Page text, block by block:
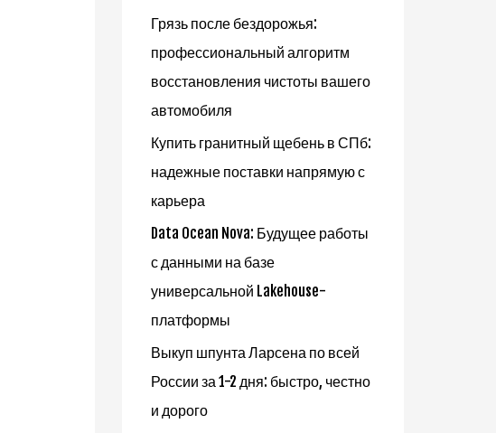
Грязь после бездорожья:
профессиональный алгоритм
восстановления чистоты вашего
автомобиля
Купить гранитный щебень в СПб:
надежные поставки напрямую с
карьера
Data Ocean Nova: Будущее работы
с данными на базе
универсальной Lakehouse-
платформы
Выкуп шпунта Ларсена по всей
России за 1-2 дня: быстро, честно
и дорого